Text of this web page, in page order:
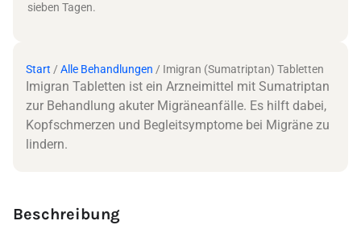
sieben Tagen.
Start / Alle Behandlungen / Imigran (Sumatriptan) Tabletten
Imigran Tabletten ist ein Arzneimittel mit Sumatriptan
zur Behandlung akuter Migräneanfälle. Es hilft dabei,
Kopfschmerzen und Begleitsymptome bei Migräne zu
lindern.
Beschreibung